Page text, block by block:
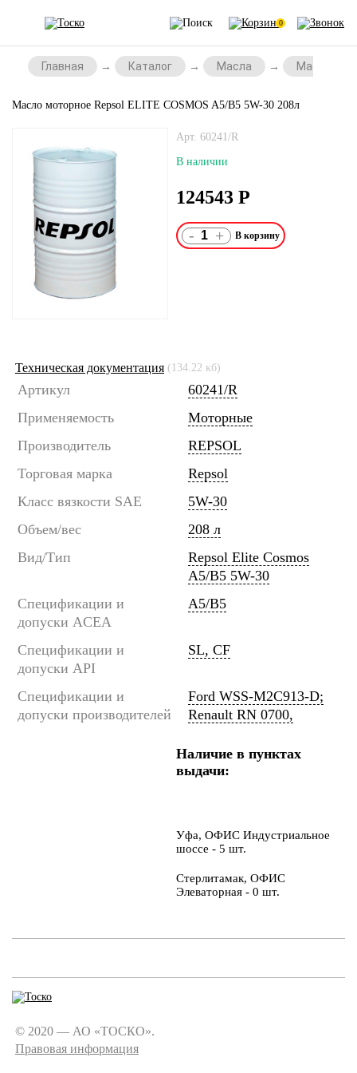
0
Главная Каталог Масла Масла для
Масло моторное Repsol ELITE COSMOS A5/B5 5W-30 208л
Арт. 60241/R
В наличии
124543 Р
- +
Техническая документация (134.22 кб)
Артикул
60241/R
Применяемость
Моторные
Производитель
REPSOL
Торговая марка
Repsol
Класс вязкости SAE
5W-30
Объем/вес
208 л
Вид/Тип
Repsol Elite Cosmos
A5/B5 5W-30
Спецификации и
допуски ACEA
A5/B5
Спецификации и
допуски API
SL, CF
Спецификации и
допуски производителей
Ford WSS-M2C913-D;
Renault RN 0700,
Наличие в пунктах
выдачи:
Уфа, ОФИС Индустриальное
шоссе - 5 шт.
Стерлитамак, ОФИС
Элеваторная - 0 шт.
© 2020 — АО «ТОСКО».
Правовая информация